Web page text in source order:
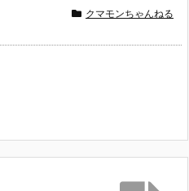
クマモンちゃんねる